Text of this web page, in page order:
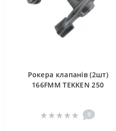
Рокера клапанів (2шт)
166FMM TEKKEN 250
0